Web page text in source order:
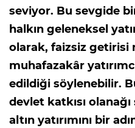
seviyor. Bu sevgide
halkın geleneksel
olarak, faizsiz getirisi
muhafazakâr
edildiği söylenebilir.
devlet katkısı olanağı
altın yatırımını bir